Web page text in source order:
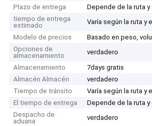
Plazo de entrega
Depende de la ruta y
tiempo de entrega
estimado
Varía según la ruta y
Modelo de precios
Basado en peso,
Opciones de
almacenamiento
verdadero
Almacenamiento
7days gratis
Almacén Almacén
verdadero
Tiempo de tránsito
Varía según la ruta y
El tiempo de entrega
Depende de la ruta y
Despacho de
aduana
verdadero